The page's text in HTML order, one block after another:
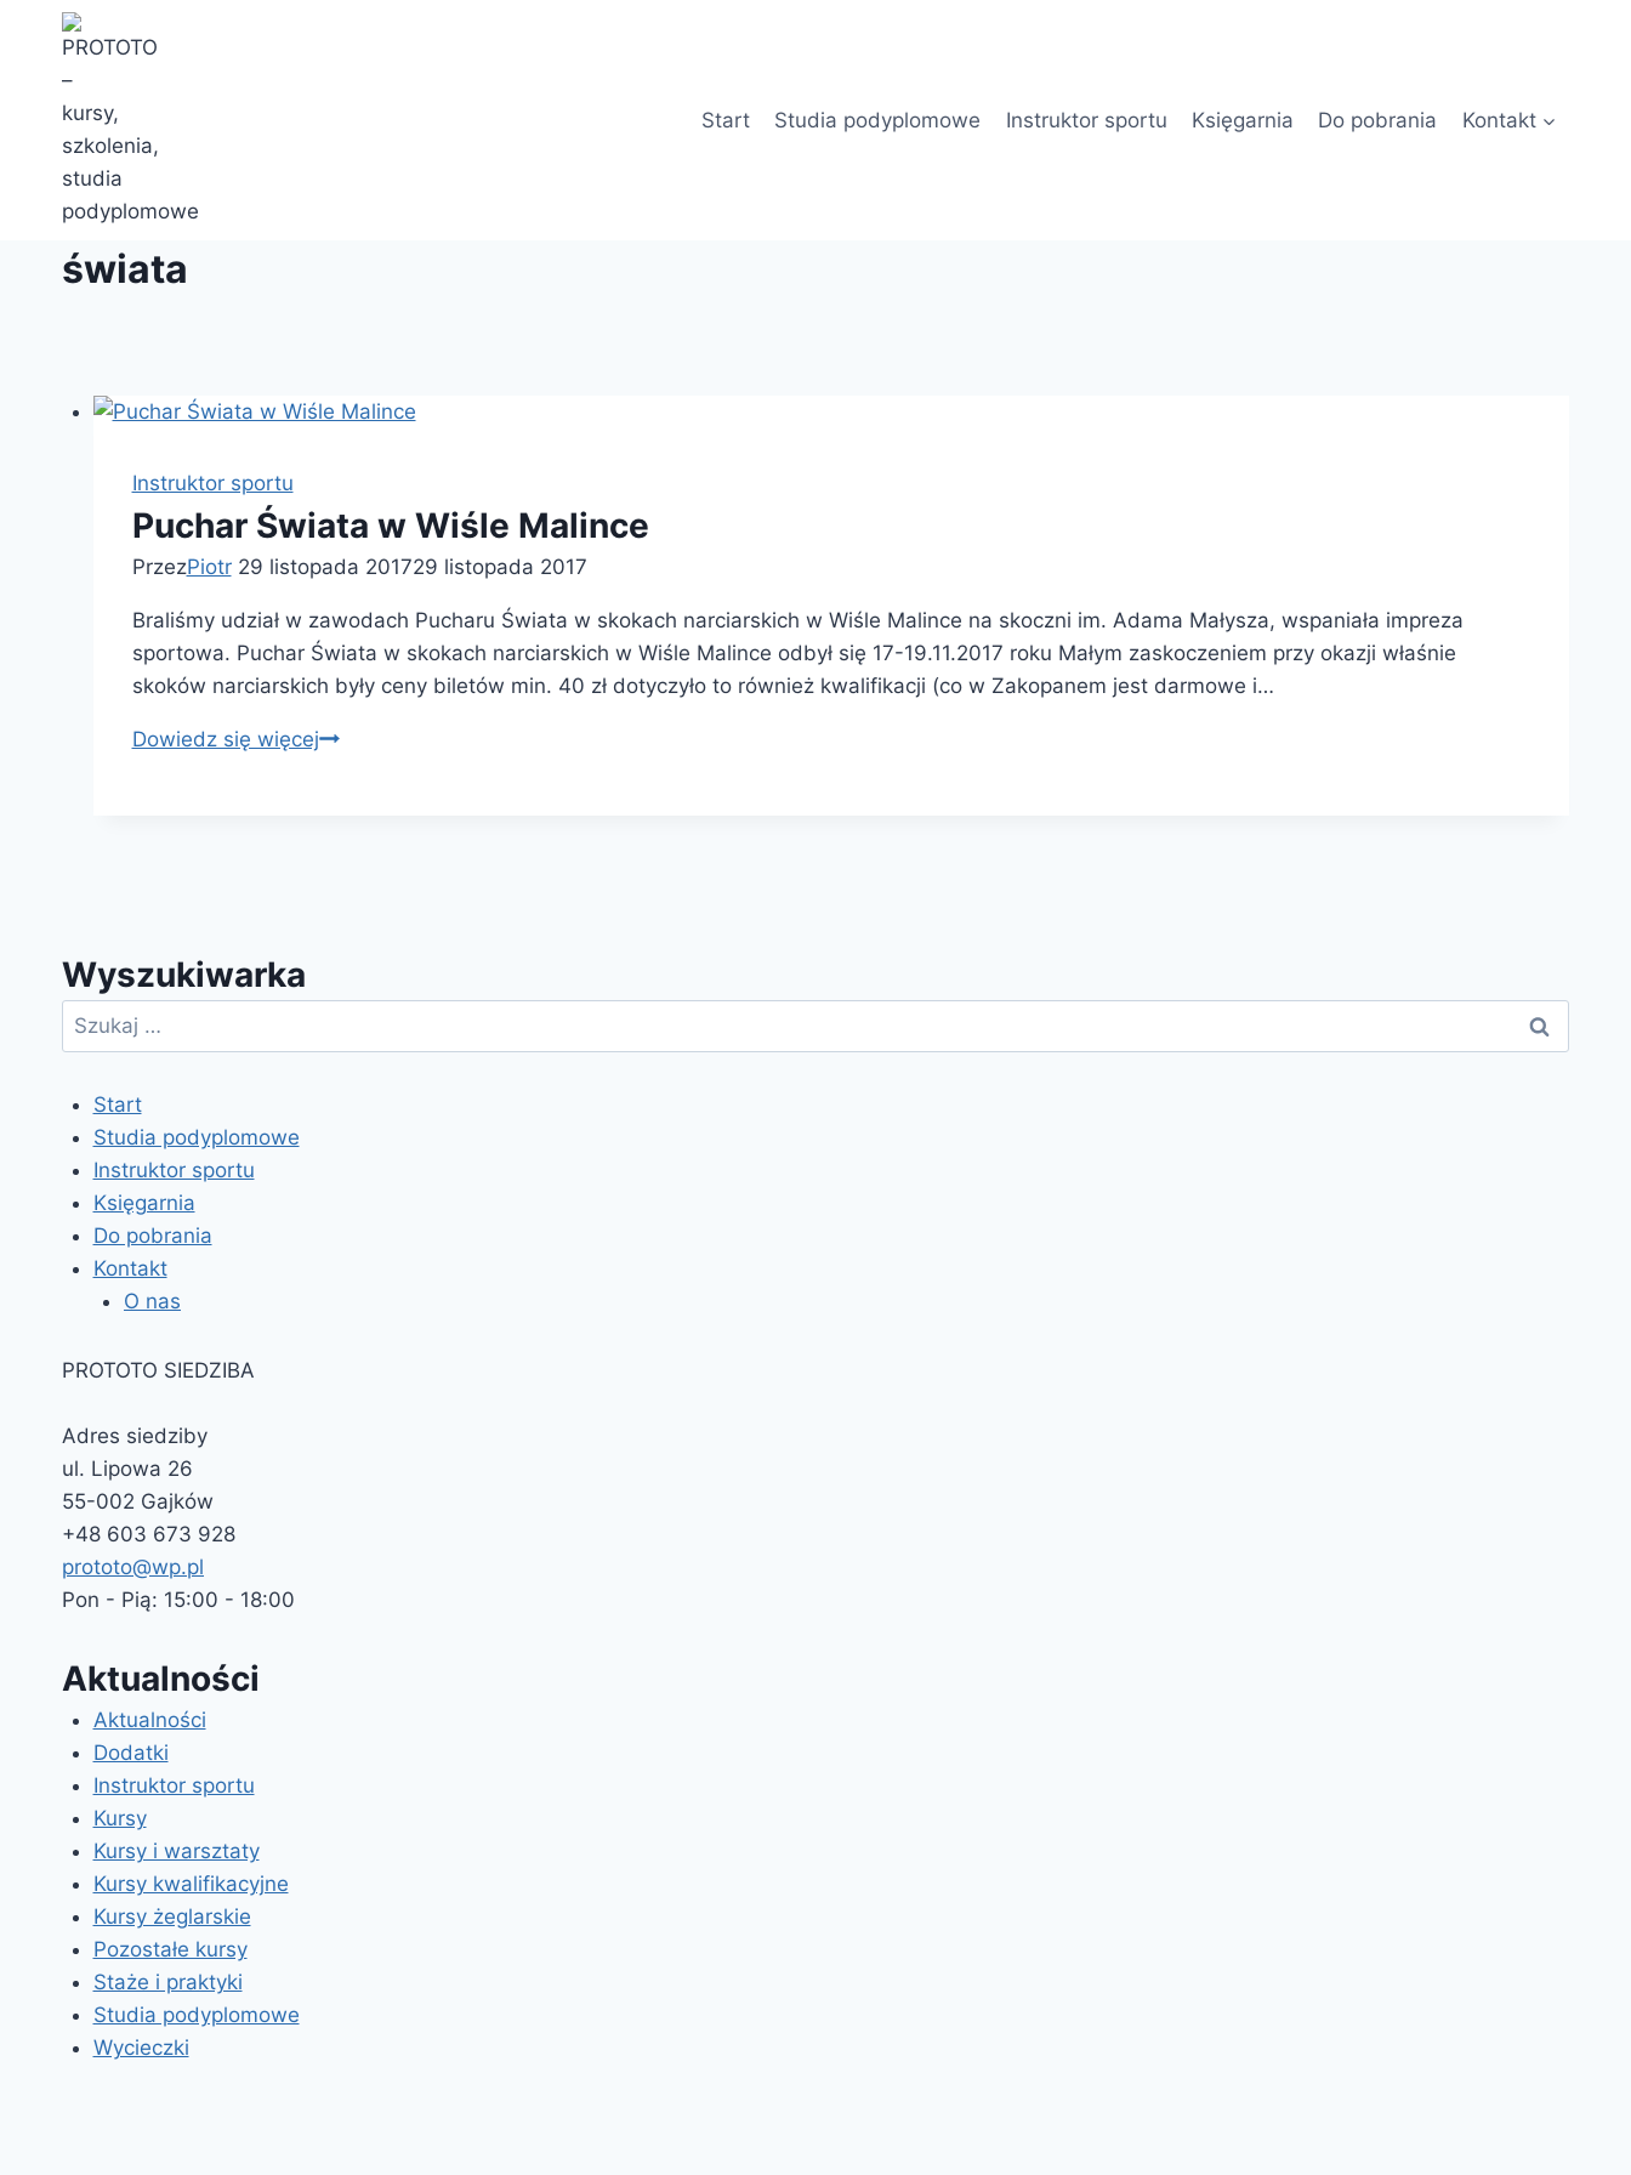
Przejdź
Start
Studia podyplomowe Instruktor sportu Księgarnia Do pobrania Kontakt
świata
Instruktor sportu
Puchar Świata w Wiśle Malince
PrzezPiotr 29 listopada 201729 listopada 2017
Braliśmy udział w zawodach Pucharu Świata w skokach narciarskich w Wiśle Malince na skoczni im. Adama Małysza, wspaniała impreza
sportowa. Puchar Świata w skokach narciarskich w Wiśle Malince odbył się 17-19.11.2017 roku Małym zaskoczeniem przy okazji właśnie
skoków narciarskich były ceny biletów min. 40 zł dotyczyło to również kwalifikacji (co w Zakopanem jest darmowe i…
Dowiedz się więcejPuchar
Wyszukiwarka
Szukaj:
Start
Studia podyplomowe
Instruktor sportu
Księgarnia
Do pobrania
Kontakt
O nas
PROTOTO SIEDZIBA
Adres siedziby
ul. Lipowa 26
55-002 Gajków
+48 603 673 928
prototo@wp.pl
Pon - Pią: 15:00 - 18:00
Aktualności
Aktualności
Dodatki
Instruktor sportu
Kursy
Kursy i warsztaty
Kursy kwalifikacyjne
Kursy żeglarskie
Pozostałe kursy
Staże i praktyki
Studia podyplomowe
Wycieczki